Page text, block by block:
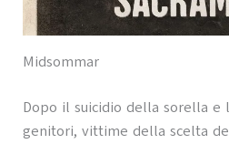
Midsommar
Dopo il suicidio della sorella
genitori, vittime della scelta